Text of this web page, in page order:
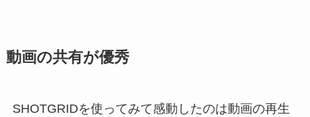
動画の共有が優秀
SHOTGRIDを使ってみて感動したのは動画の再生